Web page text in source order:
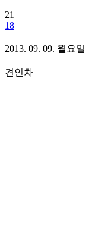
21
18
2013. 09. 09. 월요일
견인차